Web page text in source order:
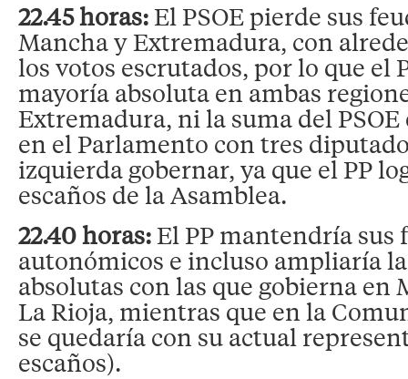
22.45 horas: El PSOE pierde sus
Mancha y Extremadura, con
los votos escrutados, por lo que el
mayoría absoluta en ambas
Extremadura, ni la suma del
en el Parlamento con tres
izquierda gobernar, ya que el PP
escaños de la Asamblea.
22.40 horas: El PP mantendría sus
autonómicos e incluso ampliaría
absolutas con las que gobierna en
La Rioja, mientras que en la
se quedaría con su actual
escaños).